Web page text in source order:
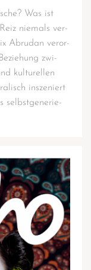
Was ist
nie­mals ver­
Abru­dan ver­or­
zwi­
kul­tu­rel­len
insze­niert
selbst­ge­ne­rie­